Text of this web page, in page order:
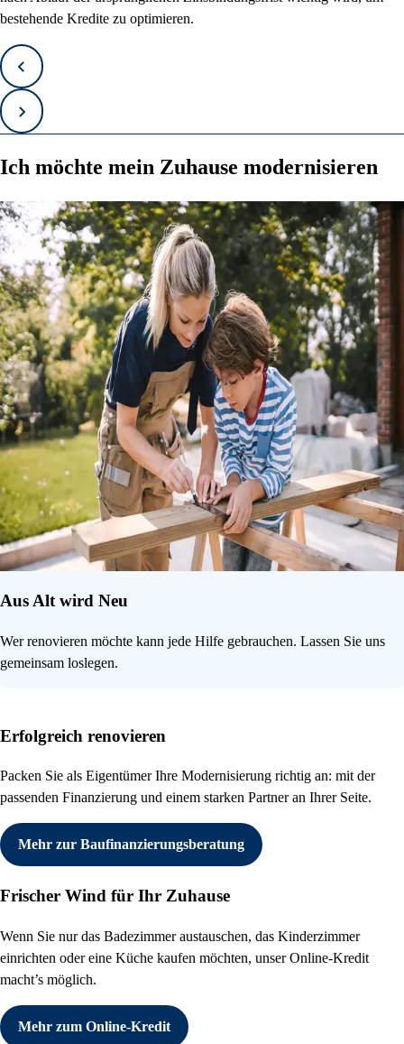
bestehende Kredite zu optimieren.
Zurück
Vorwärts
Ich möchte mein Zuhause modernisieren
Aus Alt wird Neu
Wer renovieren möchte kann jede Hilfe gebrauchen. Lassen Sie uns
gemeinsam loslegen.
Erfolgreich renovieren
Packen Sie als Eigentümer Ihre Modernisierung richtig an: mit der
passenden Finanzierung und einem starken Partner an Ihrer Seite.
Mehr zur Baufinanzierungsberatung
Frischer Wind für Ihr Zuhause
Wenn Sie nur das Badezimmer austauschen, das Kinderzimmer
einrichten oder eine Küche kaufen möchten, unser Online-Kredit
macht’s möglich.
Mehr zum Online-Kredit